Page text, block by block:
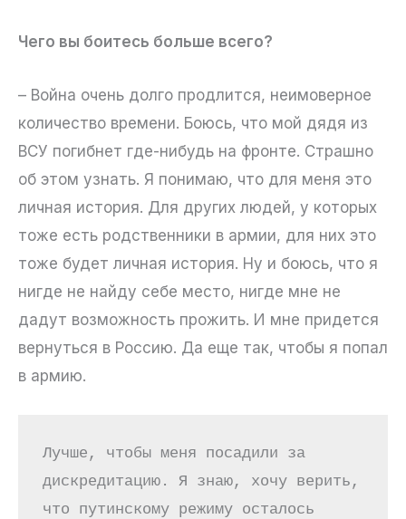
Чего вы боитесь больше всего?
– Война очень долго продлится, неимоверное
количество времени. Боюсь, что мой дядя из
ВСУ погибнет где-нибудь на фронте. Страшно
об этом узнать. Я понимаю, что для меня это
личная история. Для других людей, у которых
тоже есть родственники в армии, для них это
тоже будет личная история. Ну и боюсь, что я
нигде не найду себе место, нигде мне не
дадут возможность прожить. И мне придется
вернуться в Россию. Да еще так, чтобы я попал
в армию.
Лучше, чтобы меня посадили за
дискредитацию. Я знаю, хочу верить,
что путинскому режиму осталось